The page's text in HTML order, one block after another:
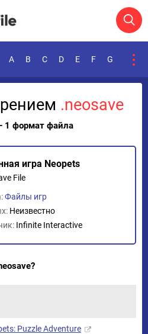
A B C D E F G
.neosave
1 формат файла
игра Neopets
File
Файлы игр
Неизвестно
Infinite Interactive
Puzzle Adventure